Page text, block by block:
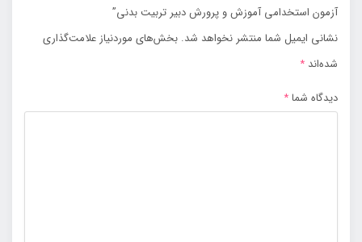
آزمون استخدامی آموزش و پرورش دبیر تربیت بدنی”
نشانی ایمیل شما منتشر نخواهد شد. بخش‌های موردنیاز علامت‌گذاری
شده‌اند *
دیدگاه شما*